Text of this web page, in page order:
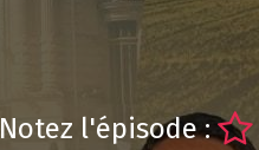
Notez l'épisode :